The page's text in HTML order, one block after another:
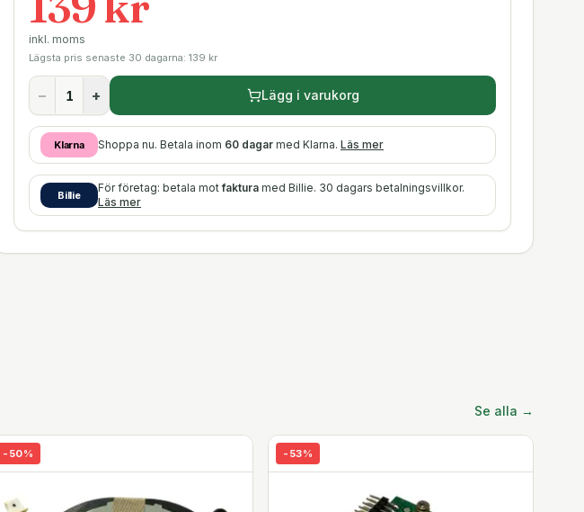
inkl. moms
Lägsta pris senaste 30 dagarna: 139 kr
− + Lägg i varukorg
Klarna Shoppa nu. Betala inom 60 dagar med Klarna. Läs mer
Billie
För företag: betala motfaktura med Billie. 30 dagars betalningsvillkor.
Läs mer
Se alla →
- 50% - 53%